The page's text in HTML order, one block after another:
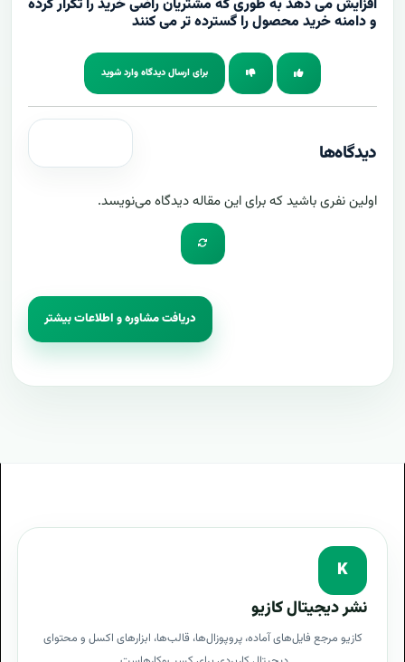
افزایش می دهد به طوری که مشتریان راضی خرید را تکرار کرده
و دامنه خرید محصول را گسترده تر می کنند
برای ارسال دیدگاه وارد شوید
دیدگاه‌ها
اولین نفری باشید که برای این مقاله دیدگاه می‌نویسد.
دریافت مشاوره و اطلاعات بیشتر
K
نشر دیجیتال کازیو
کازیو مرجع فایل‌های آماده، پروپوزال‌ها، قالب‌ها، ابزارهای اکسل و محتوای